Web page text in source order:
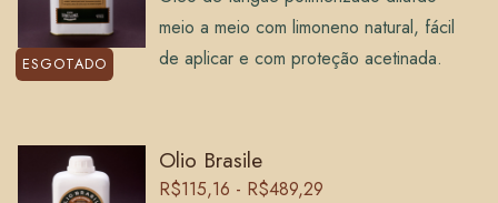
ESGOTADO
meio a meio com limoneno natural, fácil
de aplicar e com proteção acetinada.
Olio Brasile
R$115,16 - R$489,29